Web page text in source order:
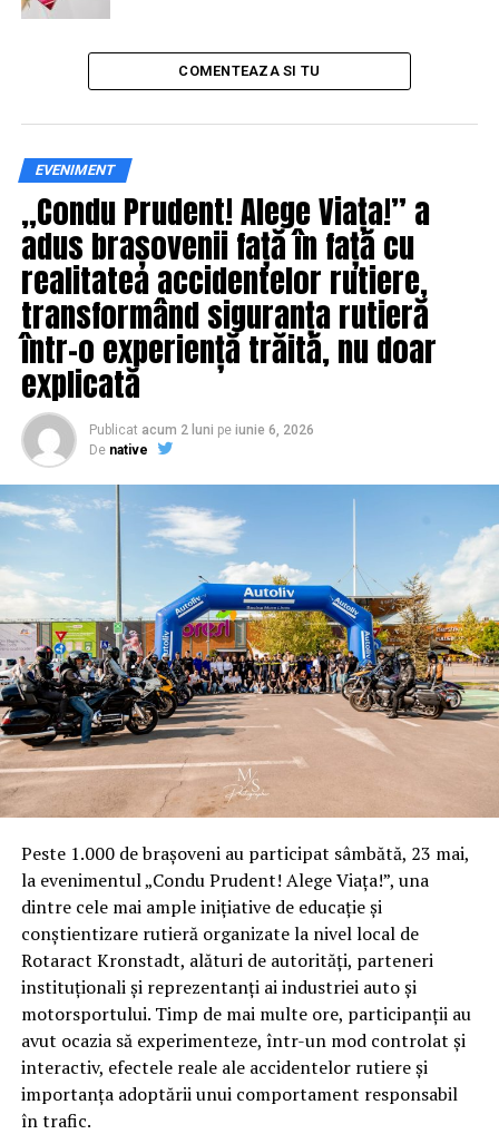
COMENTEAZA SI TU
EVENIMENT
„Condu Prudent! Alege Viața!” a
adus brașovenii față în față cu
realitatea accidentelor rutiere,
transformând siguranța rutieră
într-o experiență trăită, nu doar
explicată
Publicat acum 2 luni pe iunie 6, 2026
De native
Peste 1.000 de brașoveni au participat sâmbătă, 23 mai,
la evenimentul „Condu Prudent! Alege Viața!”, una
dintre cele mai ample inițiative de educație și
conștientizare rutieră organizate la nivel local de
Rotaract Kronstadt, alături de autorități, parteneri
instituționali și reprezentanți ai industriei auto și
motorsportului. Timp de mai multe ore, participanții au
avut ocazia să experimenteze, într-un mod controlat și
interactiv, efectele reale ale accidentelor rutiere și
importanța adoptării unui comportament responsabil
în trafic.